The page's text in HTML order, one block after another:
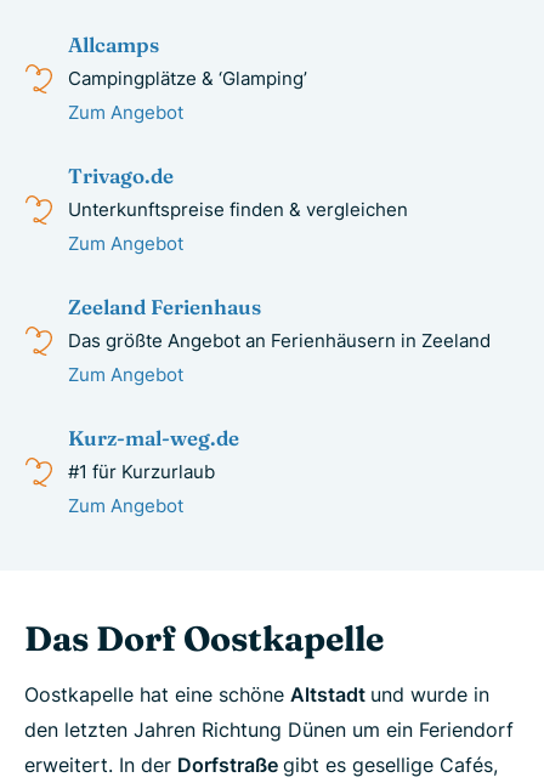
Allcamps
Campingplätze & ‘Glamping’
Zum Angebot
Trivago.de
Unterkunftspreise finden & vergleichen
Zum Angebot
Zeeland Ferienhaus
Das größte Angebot an Ferienhäusern in Zeeland
Zum Angebot
Kurz-mal-weg.de
#1 für Kurzurlaub
Zum Angebot
Das Dorf Oostkapelle
Oostkapelle hat eine schöne Altstadt und wurde in
den letzten Jahren Richtung Dünen um ein Feriendorf
erweitert. In der Dorfstraße gibt es gesellige Cafés,